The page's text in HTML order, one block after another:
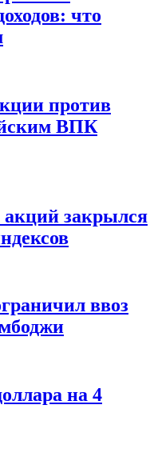
что
против
ВПК
закрылся
ввоз
на 4